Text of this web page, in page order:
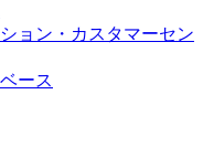
ョン・カスタマーセン
ース